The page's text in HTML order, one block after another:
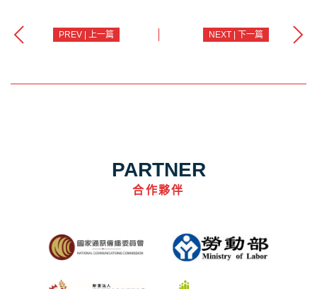
PREV | 上一篇 NEXT | 下一篇
PARTNER
合作夥伴